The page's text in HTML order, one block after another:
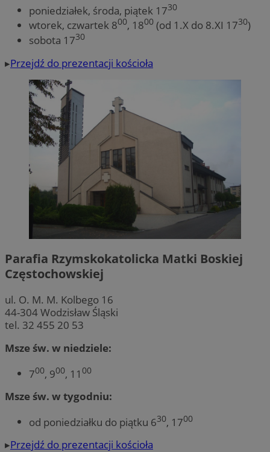
poniedziałek, środa, piątek 1730
wtorek, czwartek 800, 1800 (od 1.X do 8.XI 1730)
sobota 1730
▸Przejdź do prezentacji kościoła
Parafia Rzymskokatolicka Matki Boskiej
Częstochowskiej
ul. O. M. M. Kolbego 16
44-304 Wodzisław Śląski
tel. 32 455 20 53
Msze św. w niedziele:
700, 900, 11 00
Msze św. w tygodniu:
od poniedziałku do piątku 630, 1700
▸Przejdź do prezentacji kościoła